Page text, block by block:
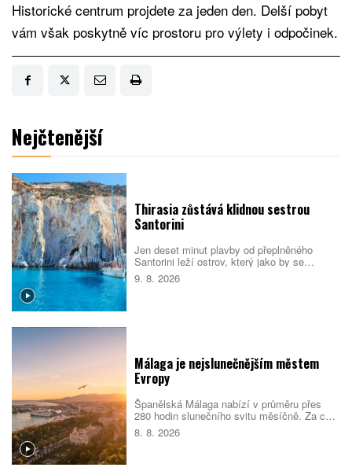
Historické centrum projdete za jeden den. Delší pobyt
vám však poskytně víc prostoru pro výlety i odpočinek.
Nejčtenější
Thirasia zůstává klidnou sestrou
Santorini
Jen deset minut plavby od přeplněného
Santorini leží ostrov, který jako by se
turistickému ruchu záměrně vyhýbal.
Thirasia nabízí bílé kostely, opuštěná
9. 8. 2026
Málaga je nejslunečnějším městem
Evropy
Španělská Málaga nabízí v průměru přes
280 hodin slunečního svitu měsíčně. Za celý
rok tak nasbírá více než 3000 slunečných
hodin a podle srovnání cestovatelského
8. 8. 2026